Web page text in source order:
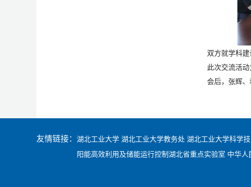
双方就学科
此次交流活
会后，张辉、
友情链接： 湖北工业大学 湖北工业大学教务处 湖北工业大学科学
阳能高效利用及储能运行控制湖北省重点实验室 中华人